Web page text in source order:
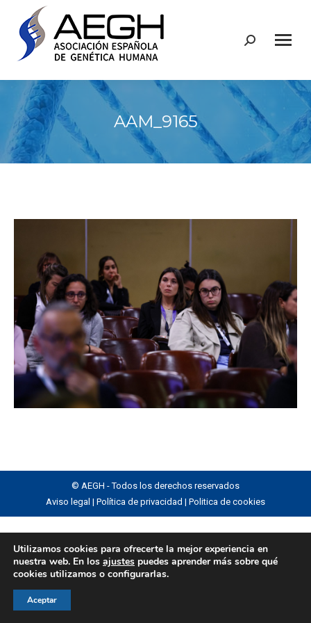
Buscar:
AAM_9165
© AEGH - Todos los derechos reservados
Aviso legal | Política de privacidad | Politica de cookies
Utilizamos cookies para ofrecerte la mejor experiencia en
nuestra web. En los ajustes puedes aprender más sobre qué
cookies utilizamos o configurarlas.
Aceptar